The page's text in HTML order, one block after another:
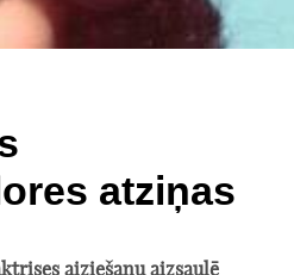
atziņas
aiziešanu aizsaulē